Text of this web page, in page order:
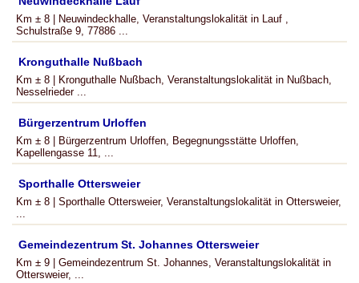
Km ± 8 | Neuwindeckhalle, Veranstaltungslokalität in Lauf ,
Schulstraße 9, 77886 ...
Kronguthalle Nußbach
Km ± 8 | Kronguthalle Nußbach, Veranstaltungslokalität in Nußbach,
Nesselrieder ...
Bürgerzentrum Urloffen
Km ± 8 | Bürgerzentrum Urloffen, Begegnungsstätte Urloffen,
Kapellengasse 11, ...
Sporthalle Ottersweier
Km ± 8 | Sporthalle Ottersweier, Veranstaltungslokalität in Ottersweier,
...
Gemeindezentrum St. Johannes Ottersweier
Km ± 9 | Gemeindezentrum St. Johannes, Veranstaltungslokalität in
Ottersweier, ...